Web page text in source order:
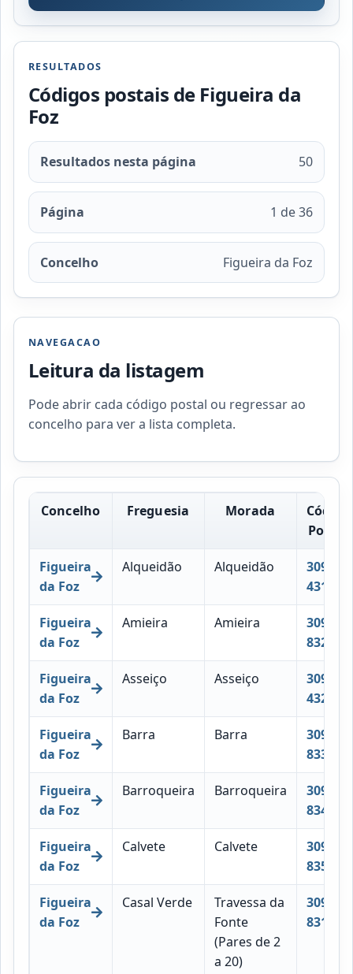
RESULTADOS
Códigos postais de Figueira da
Foz
Resultados nesta página 50
Página 1 de 36
Concelho Figueira da Foz
NAVEGACAO
Leitura da listagem
Pode abrir cada código postal ou regressar ao
concelho para ver a lista completa.
Concelho Freguesia Morada
Código
Postal
Figueira
da Foz
Alqueidão Alqueidão
3090-
431
Figueira
da Foz
Amieira Amieira
3090-
832
Figueira
da Foz
Asseiço Asseiço
3090-
432
Figueira
da Foz
Barra Barra
3090-
833
Figueira
da Foz
Barroqueira Barroqueira
3090-
834
Figueira
da Foz
Calvete Calvete
3090-
835
Figueira
da Foz
Casal Verde
Travessa da
Fonte
(Pares de 2
a 20)
3090-
831